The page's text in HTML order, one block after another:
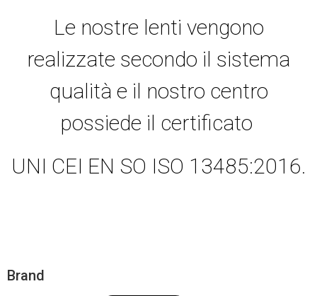
Le nostre lenti vengono
realizzate secondo il sistema
qualità e il nostro centro
possiede il certificato
UNI CEI EN SO ISO 13485:2016.
Brand